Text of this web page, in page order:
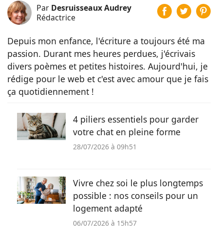
Par Desruisseaux Audrey
Rédactrice
Depuis mon enfance, l'écriture a toujours été ma
passion. Durant mes heures perdues, j'écrivais
divers poèmes et petites histoires. Aujourd'hui, je
rédige pour le web et c'est avec amour que je fais
ça quotidiennement !
4 piliers essentiels pour garder
votre chat en pleine forme
28/07/2026 à 09h51
Vivre chez soi le plus longtemps
possible : nos conseils pour un
logement adapté
06/07/2026 à 15h57